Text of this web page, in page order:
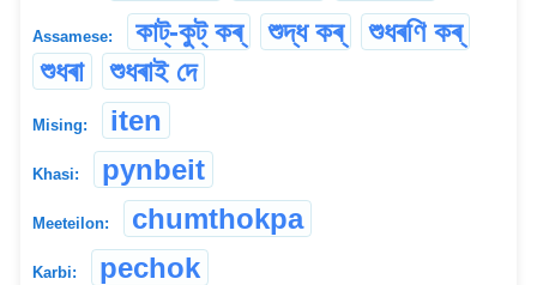
Assamese: কাট্-কুট্ কৰ্ শুদ্ধ কৰ্
শুধৰণি কৰ্
শুধৰা
শুধৰাই দে
Mising: iten
Khasi: pynbeit
Meeteilon: chumthokpa
Karbi: pechok